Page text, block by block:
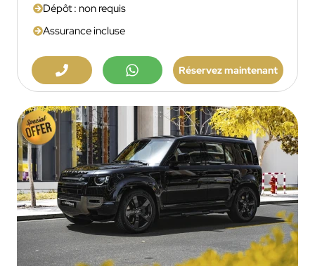
Dépôt : non requis
Assurance incluse
Réservez maintenant